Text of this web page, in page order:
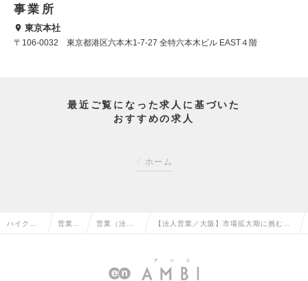
事業所
東京本社
〒106-0032 東京都港区六本木1-7-27 全特六本木ビル EAST４階
最近ご覧になった求人に基づいた
おすすめの求人
ホーム
ハイクラ 営業系 営業（法人 【法人営業／大阪】市場拡大期に挑む、